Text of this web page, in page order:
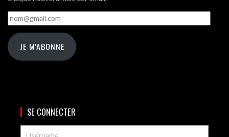
nom@gmail.com
JE M'ABONNE
SE CONNECTER